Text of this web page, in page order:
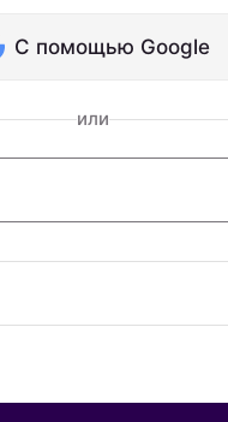
С помощью Google
или